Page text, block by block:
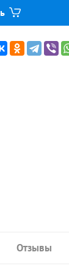
Отзывы